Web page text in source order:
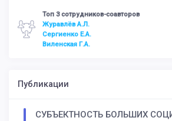
Топ 3 сотрудников-соавторов
Журавлёв А.Л.
Сергиенко Е.А.
Виленская Г.А.
Публикации
СУБЪЕКТНОСТЬ БОЛЬШИХ